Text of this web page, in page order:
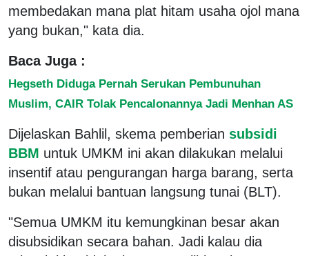
membedakan mana plat hitam usaha ojol mana
yang bukan," kata dia.
Baca Juga :
Hegseth Diduga Pernah Serukan Pembunuhan
Muslim, CAIR Tolak Pencalonannya Jadi Menhan AS
Dijelaskan Bahlil, skema pemberian subsidi
BBM untuk UMKM ini akan dilakukan melalui
insentif atau pengurangan harga barang, serta
bukan melalui bantuan langsung tunai (BLT).
"Semua UMKM itu kemungkinan besar akan
disubsidikan secara bahan. Jadi kalau dia